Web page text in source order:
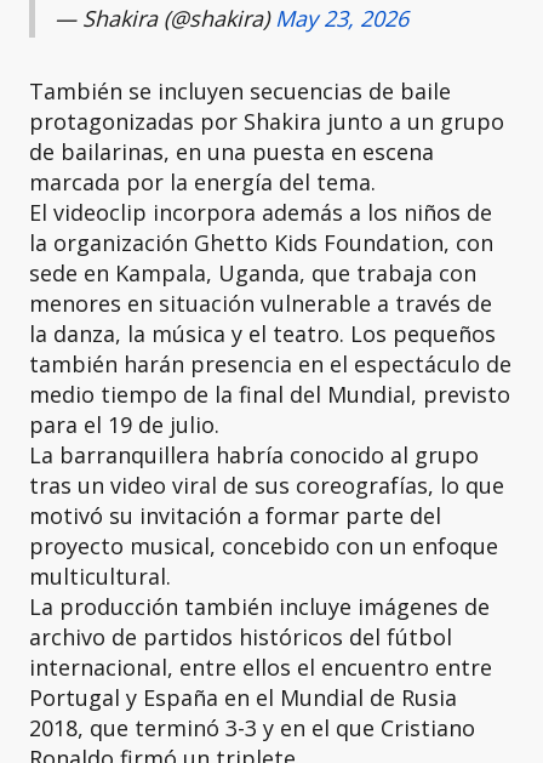
— Shakira (@shakira) May 23, 2026
También se incluyen secuencias de baile
protagonizadas por Shakira junto a un grupo
de bailarinas, en una puesta en escena
marcada por la energía del tema.
El videoclip incorpora además a los niños de
la organización Ghetto Kids Foundation, con
sede en Kampala, Uganda, que trabaja con
menores en situación vulnerable a través de
la danza, la música y el teatro. Los pequeños
también harán presencia en el espectáculo de
medio tiempo de la final del Mundial, previsto
para el 19 de julio.
La barranquillera habría conocido al grupo
tras un video viral de sus coreografías, lo que
motivó su invitación a formar parte del
proyecto musical, concebido con un enfoque
multicultural.
La producción también incluye imágenes de
archivo de partidos históricos del fútbol
internacional, entre ellos el encuentro entre
Portugal y España en el Mundial de Rusia
2018, que terminó 3-3 y en el que Cristiano